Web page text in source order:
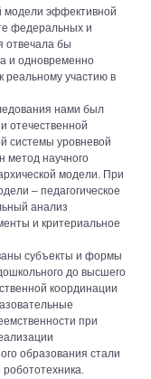
модели эффективной
федеральных и
отвечала бы
и одновременно
реальному участию в
нами был
отечественной
системы уровневой
метод научного
модели. При
– педагогическое
анализ
и критериальное
субъекты и формы
до высшего
координации
при
образования стали